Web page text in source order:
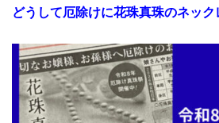
どうして厄除けに花珠真珠のネック